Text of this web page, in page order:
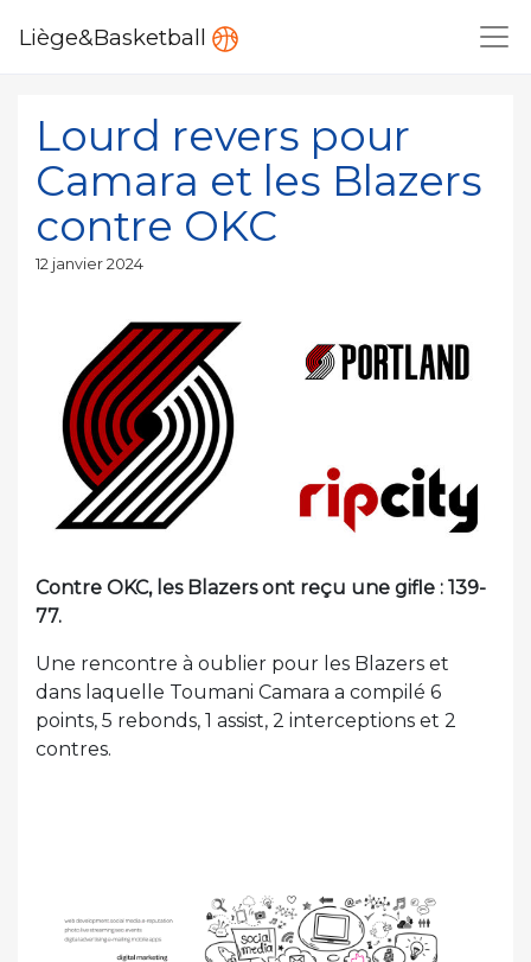
Liège&Basketball
Lourd revers pour
Camara et les Blazers
contre OKC
Publié
12 janvier 2024
Contre OKC, les Blazers ont reçu une gifle : 139-
77.
Une rencontre à oublier pour les Blazers et
dans laquelle Toumani Camara a compilé 6
points, 5 rebonds, 1 assist, 2 interceptions et 2
contres.